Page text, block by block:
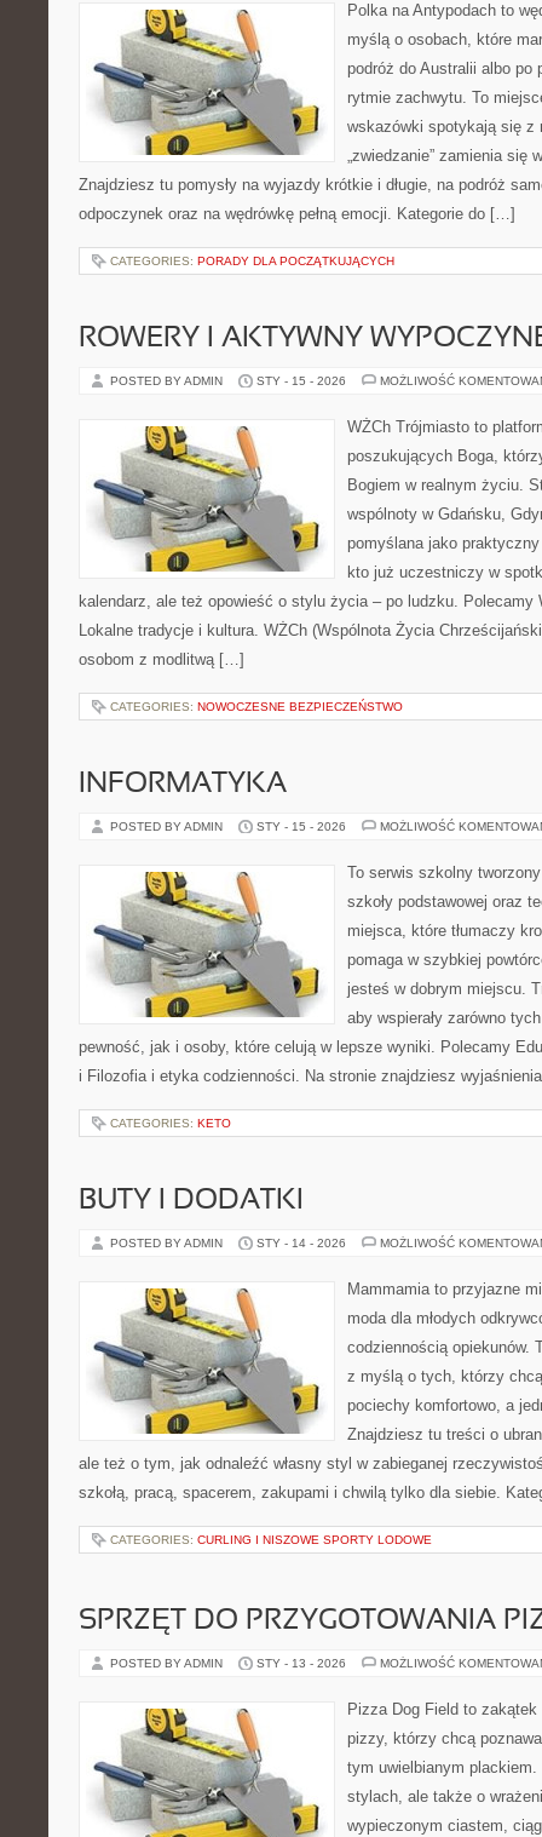
Polka na Antypodach to
myślą o osobach, które
podróż do Australii albo
rytmie zachwytu. To
wskazówki spotykają się z
„zwiedzanie” zamienia się
Znajdziesz tu pomysły na wyjazdy krótkie i długie, na podróż
odpoczynek oraz na wędrówkę pełną emocji. Kategorie do […]
CATEGORIES: PORADY DLA POCZĄTKUJĄCYCH
ROWERY I AKTYWNY
POSTED BY ADMIN STY - 15 - 2026 MOŻLIWOŚĆ
WŻCh Trójmiasto to
poszukujących Boga,
Bogiem w realnym życiu.
wspólnoty w Gdańsku,
pomyślana jako
kto już uczestniczy w
kalendarz, ale też opowieść o stylu życia – po ludzku. Polecamy
Lokalne tradycje i kultura. WŻCh (Wspólnota Życia
osobom z modlitwą […]
CATEGORIES: NOWOCZESNE BEZPIECZEŃSTWO
INFORMATYKA
POSTED BY ADMIN STY - 15 - 2026 MOŻLIWOŚĆ
To serwis szkolny
szkoły podstawowej oraz
miejsca, które tłumaczy
pomaga w szybkiej
jesteś w dobrym miejscu.
aby wspierały zarówno
pewność, jak i osoby, które celują w lepsze wyniki. Polecamy
i Filozofia i etyka codzienności. Na stronie znajdziesz
CATEGORIES: KETO
BUTY I DODATKI
POSTED BY ADMIN STY - 14 - 2026 MOŻLIWOŚĆ
Mammamia to przyjazne
moda dla młodych
codziennością opiekunów.
z myślą o tych, którzy
pociechy komfortowo, a
Znajdziesz tu treści o
ale też o tym, jak odnaleźć własny styl w zabieganej
szkołą, pracą, spacerem, zakupami i chwilą tylko dla siebie.
CATEGORIES: CURLING I NISZOWE SPORTY LODOWE
SPRZĘT DO PRZYGOTOWANIA
POSTED BY ADMIN STY - 13 - 2026 MOŻLIWOŚĆ
Pizza Dog Field to
pizzy, którzy chcą
tym uwielbianym
stylach, ale także o
wypieczonym ciastem,